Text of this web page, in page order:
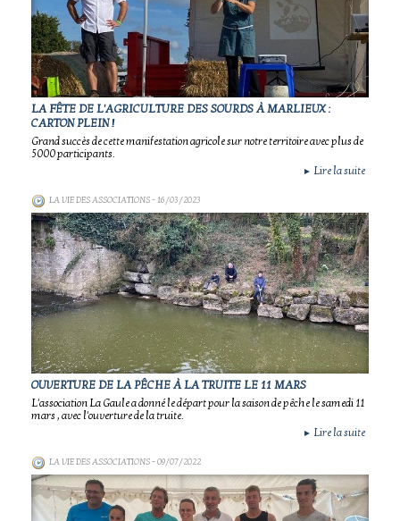
LA FÊTE DE L'AGRICULTURE DES SOURDS À MARLIEUX :
CARTON PLEIN !
Grand succès de cette manifestation agricole sur notre territoire avec plus de
5000 participants.
► Lire la suite
LA VIE DES ASSOCIATIONS- 16/03/2023
OUVERTURE DE LA PÊCHE À LA TRUITE LE 11 MARS
L'association La Gaule a donné le départ pour la saison de pêche le samedi 11
mars , avec l'ouverture de la truite.
► Lire la suite
LA VIE DES ASSOCIATIONS- 09/07/2022